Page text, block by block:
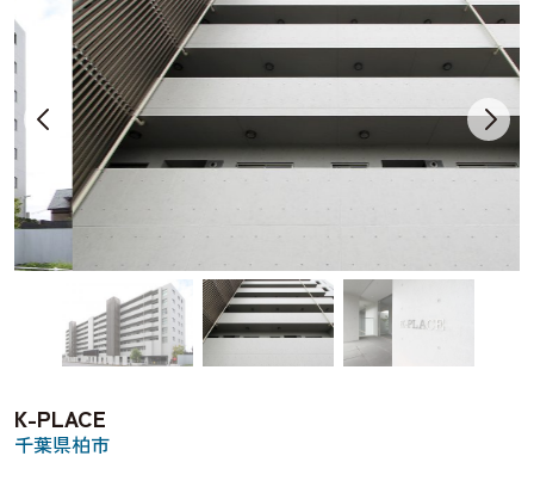
K-PLACE
千葉県柏市